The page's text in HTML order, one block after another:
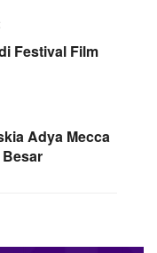
Festival Film
Adya Mecca